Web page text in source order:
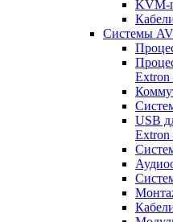
KVM-
Системы
Extron
USB
Extron